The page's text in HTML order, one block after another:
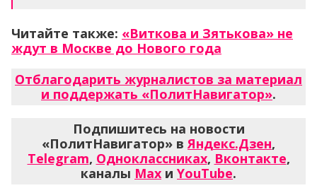
Читайте также: «Виткова и Зятькова» не
ждут в Москве до Нового года
Отблагодарить журналистов за материал
и поддержать «ПолитНавигатор».
Подпишитесь на новости
«ПолитНавигатор» вЯндекс.Дзен,
Telegram, Одноклассниках, Вконтакте,
каналы Max и YouTube.